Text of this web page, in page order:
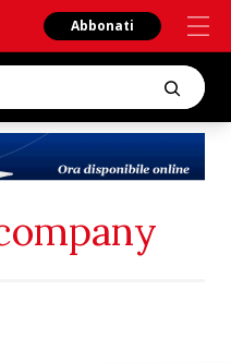
Abbonati